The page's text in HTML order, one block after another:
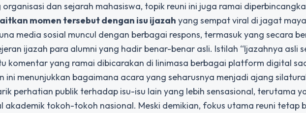
dan sejarah mahasiswa, topik reuni ini juga ramai
momen tersebut dengan isu ijazah yang sempat viral di jagat
media sosial muncul dengan berbagai respons, termasuk yang secara
ijazah para alumni yang hadir benar-benar asli. Istilah “Ijazahnya asli
komentar yang ramai dibicarakan di linimasa berbagai platform digital
ini menunjukkan bagaimana acara yang seharusnya menjadi ajang
perhatian publik terhadap isu-isu lain yang lebih sensasional, terutama
akademik tokoh-tokoh nasional. Meski demikian, fokus utama reuni tetap